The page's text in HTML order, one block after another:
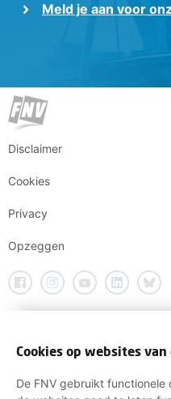
Meld je aan voor
Disclaimer
Cookies
Privacy
Opzeggen
Cookies op websites van
De FNV gebruikt functionele